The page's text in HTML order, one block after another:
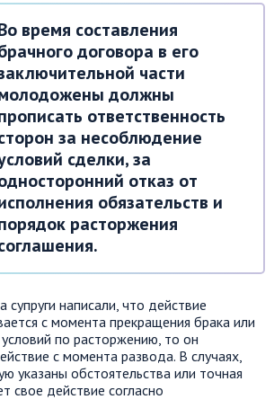
время составления
договора в его
части
должны
ответственность
за несоблюдение
сделки, за
отказ от
обязательств и
расторжения
супруги написали, что действие
с момента прекращения брака или
условий по расторжению, то он
с момента развода. В случаях,
указаны обстоятельства или точная
свое действие согласно